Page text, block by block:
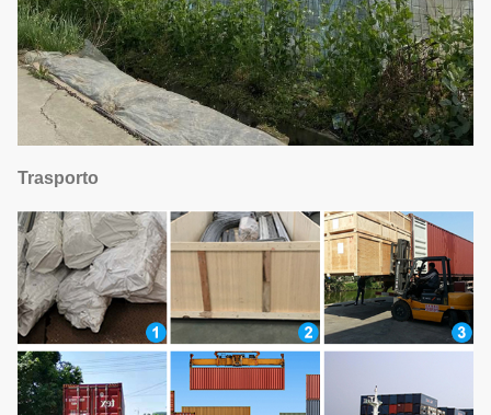
Trasporto